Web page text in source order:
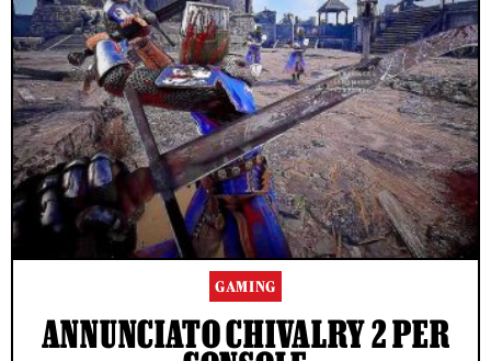
GAMING
ANNUNCIATO CHIVALRY 2 PER